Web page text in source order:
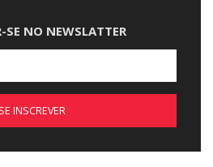
SE NO NEWSLATTER
SE INSCREVER